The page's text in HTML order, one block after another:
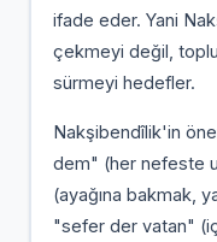
ifade eder. Yani
çekmeyi değil,
sürmeyi hedefler.
Nakşibendîlik'in
dem" (her nefeste
(ayağına bakmak,
"sefer der vatan"